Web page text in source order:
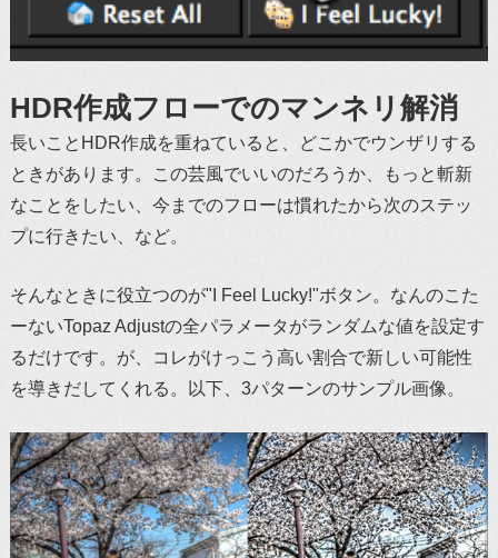
HDR作成フローでのマンネリ解消
長いことHDR作成を重ねていると、どこかでウンザリする
ときがあります。この芸風でいいのだろうか、もっと斬新
なことをしたい、今までのフローは慣れたから次のステッ
プに行きたい、など。
そんなときに役立つのが"I Feel Lucky!"ボタン。なんのこた
ーないTopaz Adjustの全パラメータがランダムな値を設定す
るだけです。が、コレがけっこう高い割合で新しい可能性
を導きだしてくれる。以下、3パターンのサンプル画像。